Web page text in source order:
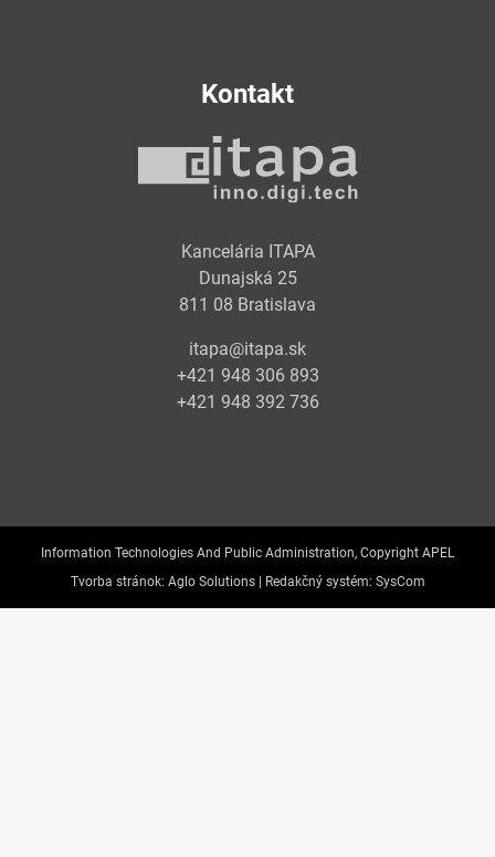
Kontakt
Kancelária ITAPA
Dunajská 25
811 08 Bratislava
itapa@itapa.sk
+421 948 306 893
+421 948 392 736
Information Technologies And Public Administration, Copyright APEL
Tvorba stránok: Aglo Solutions | Redakčný systém: SysCom